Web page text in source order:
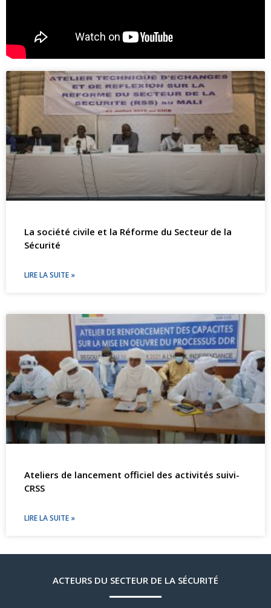
La société civile et la Réforme du Secteur de la
Sécurité
LIRE LA SUITE »
Ateliers de lancement officiel des activités suivi-
CRSS
LIRE LA SUITE »
ACTEURS DU SECTEUR DE LA SÉCURITÉ